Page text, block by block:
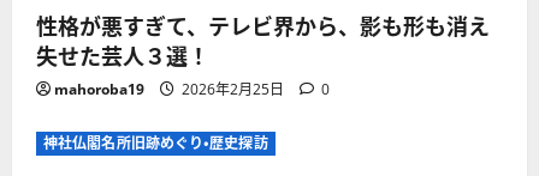
性格が悪すぎて、テレビ界から、影も形も消え
失せた芸人３選！
mahoroba19 2026年2月25日 0
神社仏閣名所旧跡めぐり・歴史探訪